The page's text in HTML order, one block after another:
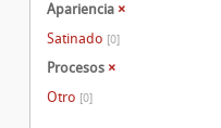
Apariencia ×
Satinado [0]
Procesos ×
Otro [0]